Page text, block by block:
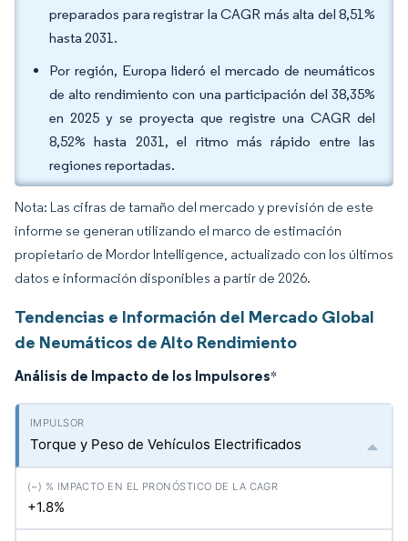
preparados para registrar la CAGR más alta del 8,51%
hasta 2031.
Por región, Europa lideró el mercado de neumáticos
de alto rendimiento con una participación del 38,35%
en 2025 y se proyecta que registre una CAGR del
8,52% hasta 2031, el ritmo más rápido entre las
regiones reportadas.
Nota: Las cifras de tamaño del mercado y previsión de este
informe se generan utilizando el marco de estimación
propietario de Mordor Intelligence, actualizado con los últimos
datos e información disponibles a partir de 2026.
Tendencias e Información del Mercado Global
de Neumáticos de Alto Rendimiento
Análisis de Impacto de los Impulsores*
Torque y Peso de Vehículos Electrificados
+1.8%